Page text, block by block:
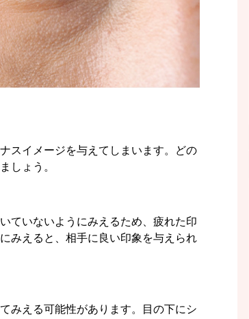
スイメージを与えてしまいます。どの
しょう。
ていないようにみえるため、疲れた印
みえると、相手に良い印象を与えられ
みえる可能性があります。目の下にシ